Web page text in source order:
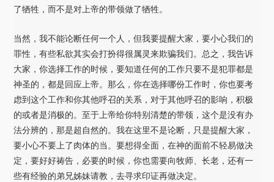
了牺牲，而不是对上帝的带领做了牺牲。
当然，我不能论断任何一个人，但我要提醒大家，要小心我们的
罪性，有些私欲其实会打扮得很属灵来欺骗我们。总之，我告诉
大家，你选择工作的时候，要知道任何的工作只要不是犯罪都是
神圣的，都是回应上帝。那么，你在选择哪份工作时，你也要考
虑到这个工作和你其他呼召的关系，对于其他呼召的影响，积极
的或者是消极的。至于上帝给你特别清楚的带领，这个是没有办
法分辨的，那是超自然的。我在这里不是论断，只是提醒大家，
要小心不要上了肉体的当。要想得全面，在神的面前不轻易做决
定，要好好祷告，必要的时候，你也需要向牧师、长老，还有一
些有经验的弟兄姊妹请教，去寻求印证再做决定。